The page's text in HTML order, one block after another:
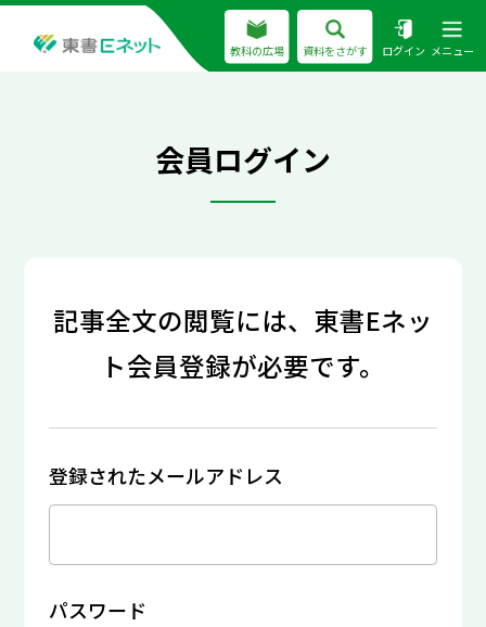
教科の広場 資料をさがす ログイン メニュー
会員ログイン
記事全文の閲覧には、東書Eネッ
ト会員登録が必要です。
登録されたメールアドレス
パスワード